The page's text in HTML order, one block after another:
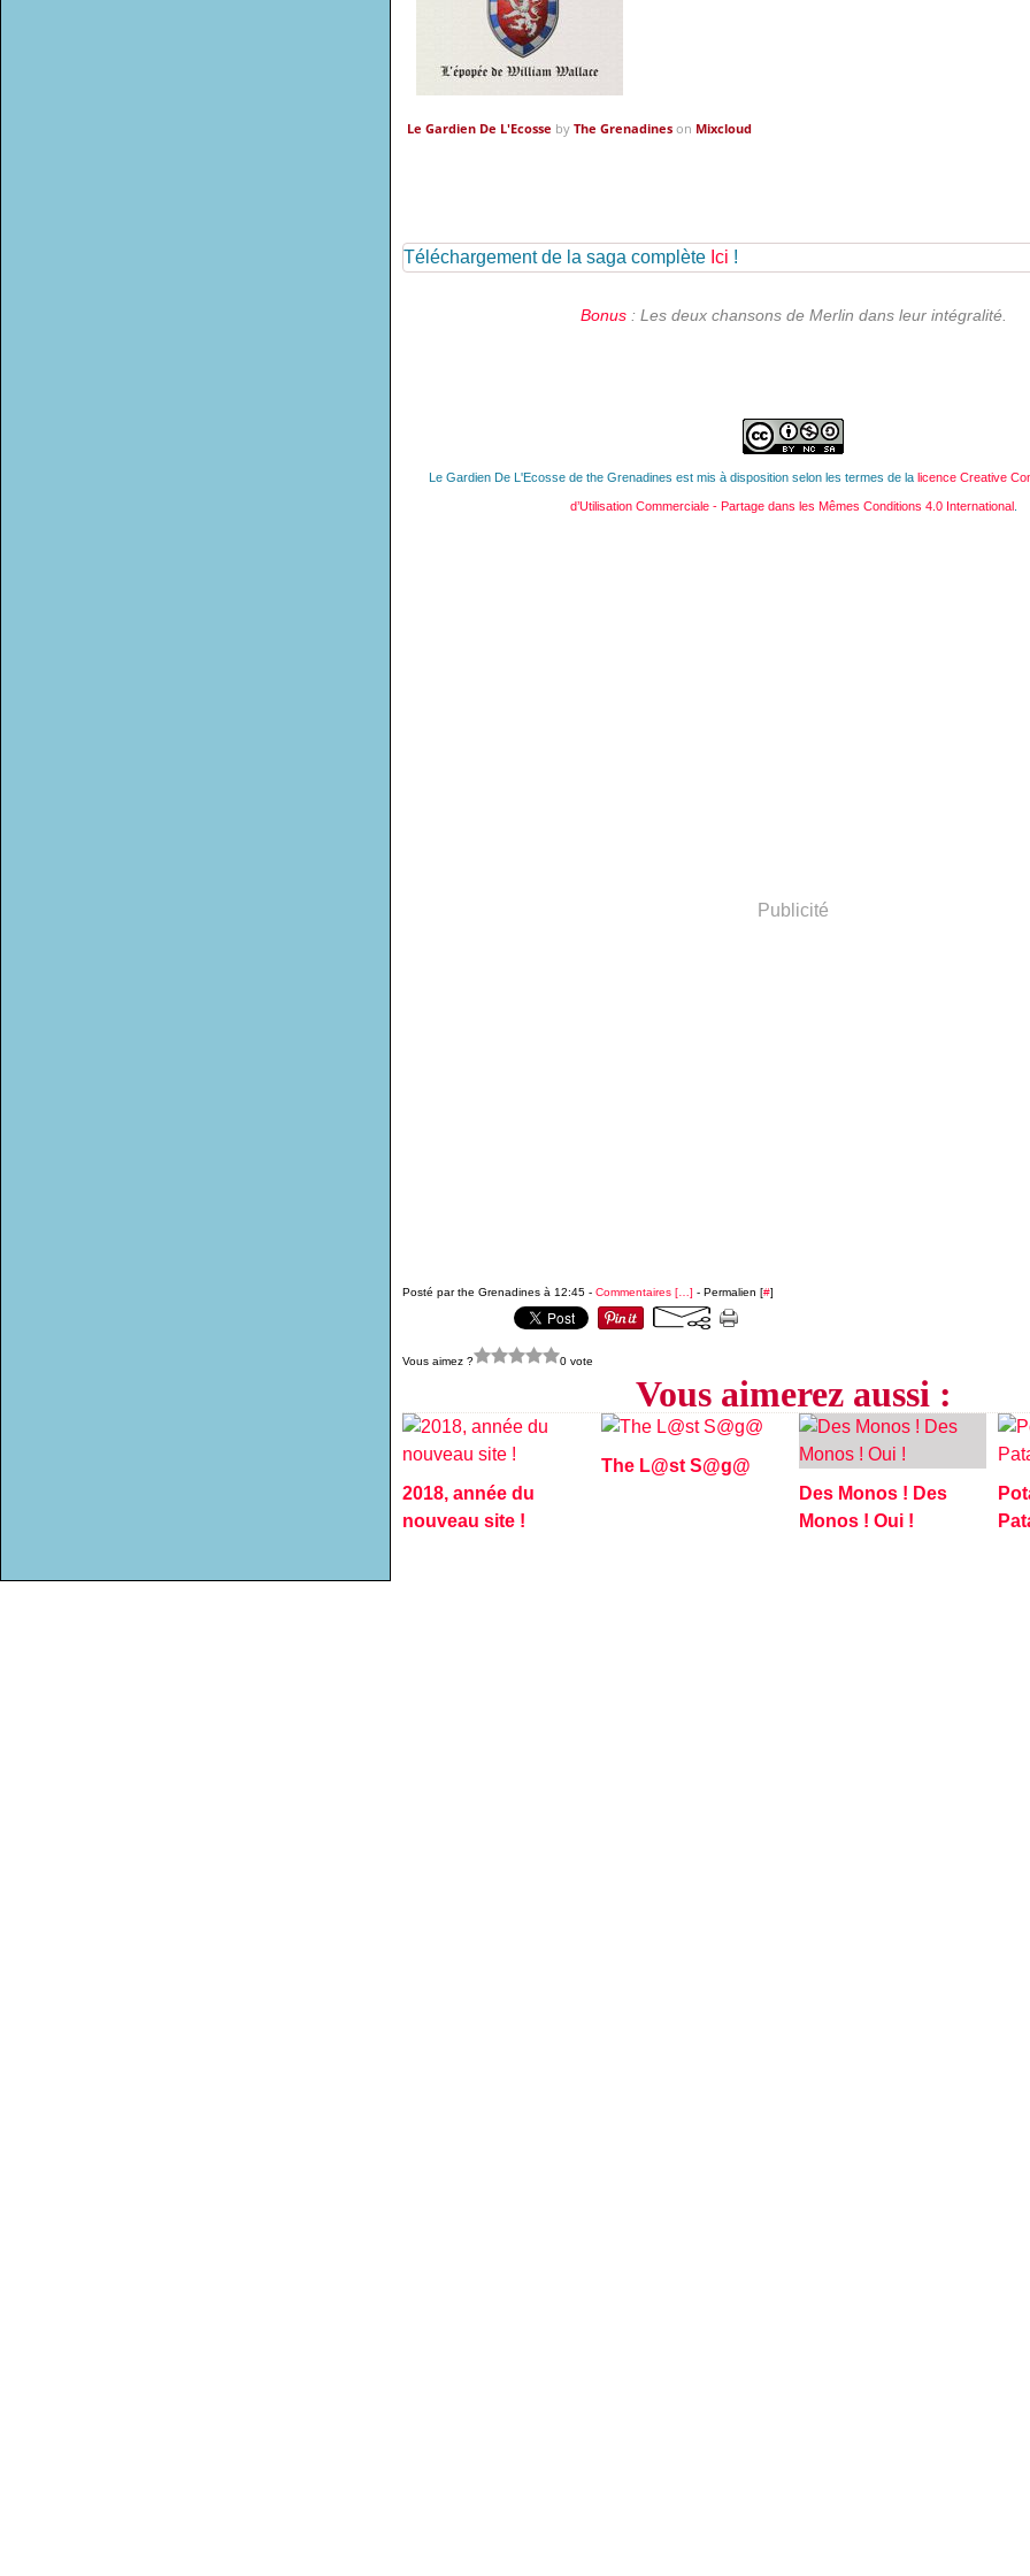
Le Gardien De L'Ecosse by The Grenadines on Mixcloud
Téléchargement de la saga complète Ici !
Bonus: Les deux chansons de Merlin dans leur intégralité.
Le Gardien De L'Ecosse de the Grenadines est mis à disposition selon les termes de la licence Creative
d’Utilisation Commerciale - Partage dans les Mêmes Conditions 4.0 International.
Publicité
Posté par the Grenadines à 12:45 - Commentaires [ ] - Permalien [#]
Vous aimez ? 0 vote
Vous aimerez aussi :
2018, année du
nouveau site !
The L@st S@g@
Des Monos ! Des
Monos ! Oui !